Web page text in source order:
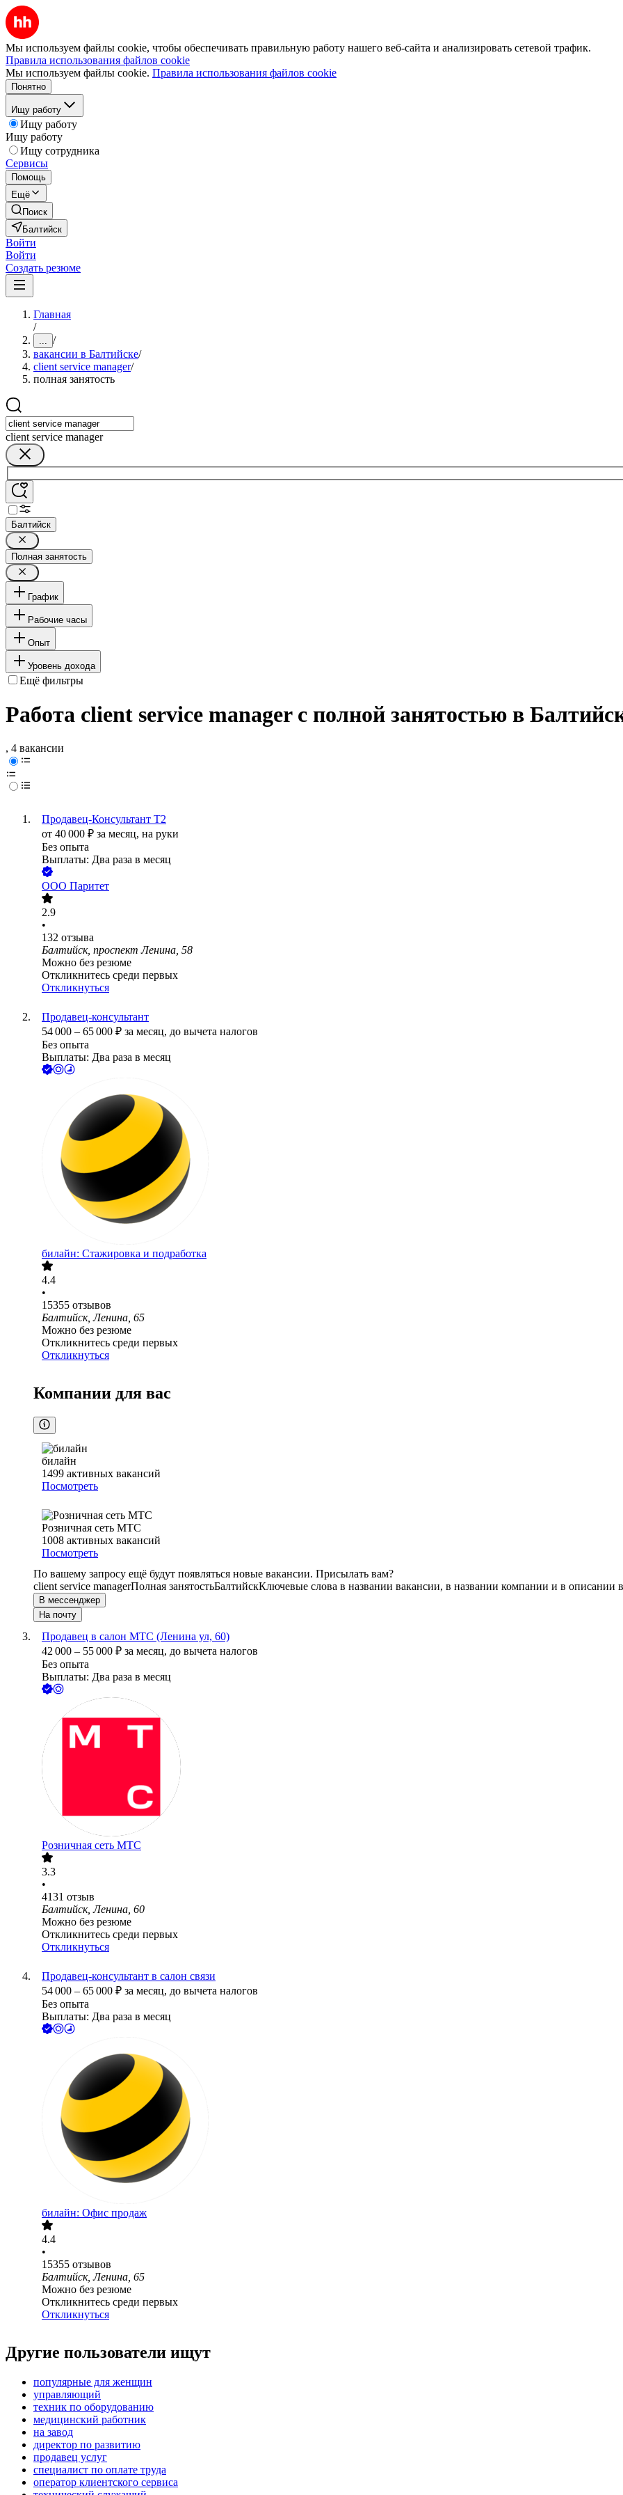
Мы используем файлы cookie, чтобы обеспечивать правильную работу нашего веб-сайта и анализировать сетевой трафик.
Правила использования файлов cookie
Мы используем файлы cookie. Правила использования файлов cookie
Понятно
Ищу работу
Ищу работу
Ищу работу
Ищу сотрудника
Сервисы
Помощь
Ещё
Поиск
Балтийск
Войти
Войти
Создать резюме
Главная
/
... /
вакансии в Балтийске/
client service manager/
полная занятость
client service manager
Балтийск
Полная занятость
График
Рабочие часы
Опыт
Уровень дохода
Ещё фильтры
Работа client service manager с полной занятостью в
, 4 вакансии
Продавец-Консультант Т2
от 40 000 ₽ за месяц, на руки
Без опыта
Выплаты: Два раза в месяц
ООО Паритет
2.9
•
132 отзыва
Балтийск, проспект Ленина, 58
Можно без резюме
Откликнитесь среди первых
Откликнуться
Продавец-консультант
54 000 – 65 000 ₽ за месяц, до вычета налогов
Без опыта
Выплаты: Два раза в месяц
билайн: Стажировка и подработка
4.4
•
15355 отзывов
Балтийск, Ленина, 65
Можно без резюме
Откликнитесь среди первых
Откликнуться
Компании для вас
билайн
1499 активных вакансий
Посмотреть
Розничная сеть МТС
1008 активных вакансий
Посмотреть
По вашему запросу ещё будут появляться новые вакансии. Присылать вам?
client service managerПолная занятостьБалтийскКлючевые слова в названии вакансии, в названии компании и в описании
В мессенджер
На почту
Продавец в салон МТС (Ленина ул, 60)
42 000 – 55 000 ₽ за месяц, до вычета налогов
Без опыта
Выплаты: Два раза в месяц
Розничная сеть МТС
3.3
•
4131 отзыв
Балтийск, Ленина, 60
Можно без резюме
Откликнитесь среди первых
Откликнуться
Продавец-консультант в салон связи
54 000 – 65 000 ₽ за месяц, до вычета налогов
Без опыта
Выплаты: Два раза в месяц
билайн: Офис продаж
4.4
•
15355 отзывов
Балтийск, Ленина, 65
Можно без резюме
Откликнитесь среди первых
Откликнуться
Другие пользователи ищут
популярные для женщин
управляющий
техник по оборудованию
медицинский работник
на завод
директор по развитию
продавец услуг
специалист по оплате труда
оператор клиентского сервиса